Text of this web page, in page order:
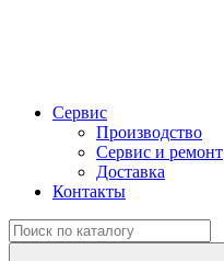
Сервис
Производство
Сервис и ремонт
Доставка
Контакты